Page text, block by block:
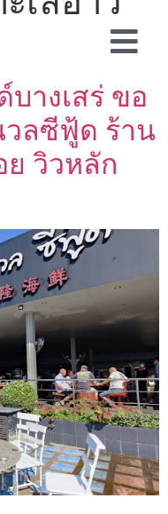
างเสร่ ขอ
ลซีฟู้ด ร้าน
ย วิวหลัก